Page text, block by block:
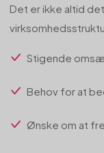
Det er ikke altid
Stigende
Behov for at
Ønske om at